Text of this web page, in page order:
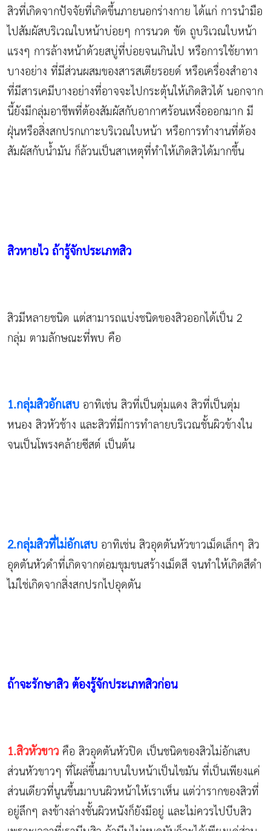
สิวที่เกิดจากปัจจัยที่เกิดขึ้นภายนอกร่างกาย ได้แก่ การนำมือ
ไปสัมผัสบริเวณใบหน้าบ่อยๆ การนวด ขัด ถูบริเวณใบหน้า
แรงๆ การล้างหน้าด้วยสบู่ที่บ่อยจนเกินไป หรือการใช้ยาทา
บางอย่าง ที่มีส่วนผสมของสารสเตียรอยด์ หรือเครื่องสำอาง
ที่มีสารเคมีบางอย่างที่อาจจะไปกระตุ้นให้เกิดสิวได้ นอกจาก
นี้ยังมีกลุ่มอาชีพที่ต้องสัมผัสกับอากาศร้อนเหงื่อออกมาก มี
ฝุ่นหรือสิ่งสกปรกเกาะบริเวณใบหน้า หรือการทำงานที่ต้อง
สัมผัสกับน้ำมัน ก็ล้วนเป็นสาเหตุที่ทำให้เกิดสิวได้มากขึ้น
สิวหายไว ถ้ารู้จักประเภทสิว
สิวมีหลายชนิด แต่สามารถแบ่งชนิดของสิวออกได้เป็น 2
กลุ่ม ตามลักษณะที่พบ คือ
1.กลุ่มสิวอักเสบอาทิเช่น สิวที่เป็นตุ่มแดง สิวที่เป็นตุ่ม
หนอง สิวหัวช้าง และสิวที่มีการทำลายบริเวณชั้นผิวข้างใน
จนเป็นโพรงคล้ายซีสต์ เป็นต้น
2.กลุ่มสิวที่ไม่อักเสบอาทิเช่น สิวอุดตันหัวขาวเม็ดเล็กๆ สิว
อุดตันหัวดำที่เกิดจากต่อมขุมขนสร้างเม็ดสี จนทำให้เกิดสีดำ
ไม่ใช่เกิดจากสิ่งสกปรกไปอุดตัน
ถ้าจะรักษาสิว ต้องรู้จักประเภทสิวก่อน
1.สิวหัวขาว คือ สิวอุดตันหัวปิด เป็นชนิดของสิวไม่อักเสบ
ส่วนหัวขาวๆ ที่โผล่ขึ้นมาบนใบหน้าเป็นไขมัน ที่เป็นเพียงแค่
ส่วนเดียวที่นูนขึ้นมาบนผิวหน้าให้เราเห็น แต่ว่ารากของสิวที่
อยู่ลึกๆ ลงข้างล่างชั้นผิวหนังก็ยังมีอยู่ และไม่ควรไปบีบสิว